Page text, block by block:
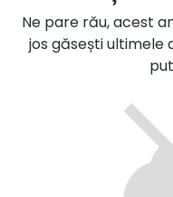
Motociclete
Autoutilitare
Alte tipuri vehicule
Ne pare rău, acest
jos găsești